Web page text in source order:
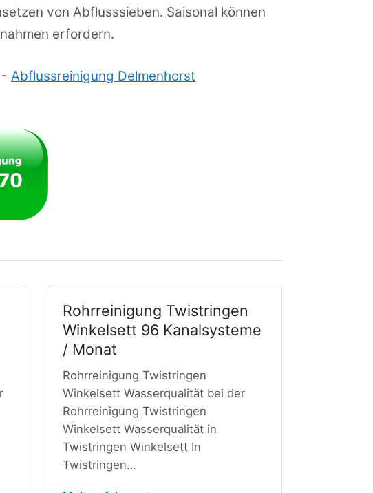
von Abflusssieben. Saisonal können
erfordern.
- Abflussreinigung Delmenhorst
Rohrreinigung Twistringen
Winkelsett 96 Kanalsysteme
/ Monat
Rohrreinigung Twistringen
Winkelsett Wasserqualität bei der
Rohrreinigung Twistringen
Winkelsett Wasserqualität in
Twistringen Winkelsett In
Twistringen…